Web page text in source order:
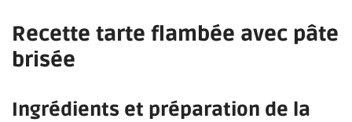
Recette tarte flambée avec pâte
brisée
Ingrédients et préparation de la